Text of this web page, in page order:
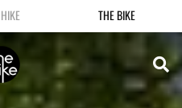
THE BIKE